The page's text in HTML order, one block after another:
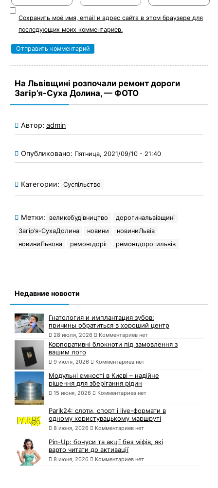
Сохранить моё имя, email и адрес сайта в этом браузере для
последующих моих комментариев.
На Львівщині розпочали ремонт дороги
Загір’я-Суха Долина, — ФОТО
Автор: admin
Опубликовано: Пятница, 2021/09/10 - 21:40
Категории: Суспільство
Метки: великебудівництво
дорогинальвівщині
Загір’я-СухаДолина
новини
новиниЛьвів
новиниЛьвова
ремонтдоріг ремонтдорогильвів
Недавние новости
Гнатология и имплантация зубов:
причины обратиться в хороший центр
28 июля, 2026 Комментариев нет
Корпоративні блокноти під замовлення з
вашим лого
9 июля, 2026 Комментариев нет
Модульні ємності в Києві – надійне
рішення для зберігання рідин
15 июня, 2026 Комментариев нет
Parik24: слоти, спорт і live-формати в
одному користувацькому маршруті
8 июня, 2026 Комментариев нет
Pin-Up: бонуси та акції без міфів, які
варто читати до активації
8 июня, 2026 Комментариев нет